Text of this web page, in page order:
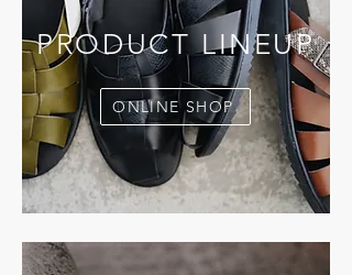
ONLINE SHOP
PRODUCT LINEUP